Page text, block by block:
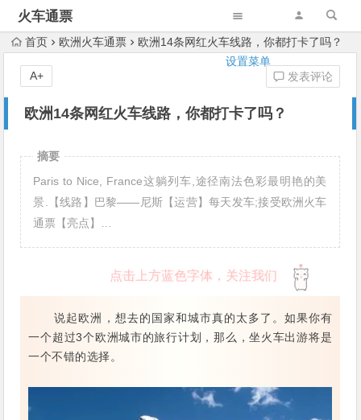
火车通票
设置菜单
首页 欧洲火车通票 欧洲14条网红火车线路，你都打卡了吗？
欧洲14条网红火车线路，你都打卡了吗？
发表评论
A+
摘要
Paris to Nice, France这躺列车,途径南法色彩最明艳的美
景.【线路】巴黎——尼斯【运营】每天发车;接受欧洲火车
通票【亮点】…
点击上方蓝色字体，关注我们
说起欧洲，想去的国家和城市真的太多了。如果你有
一个超过3个欧洲城市的旅行计划，那么，坐火车出游将是
一个不错的选择。